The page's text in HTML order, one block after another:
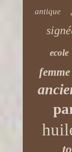
antique
ecole
femme